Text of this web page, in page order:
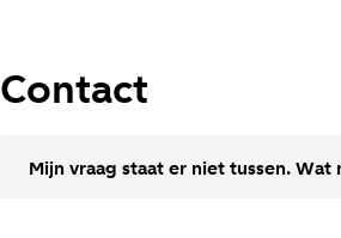
Contact
Mijn vraag staat er niet tussen. Wat